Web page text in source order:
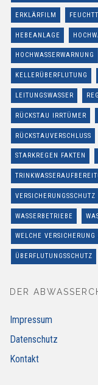
ERKLÄRFILM
HEBEANLAGE
HOCHWASSERWARNUNG
KELLERÜBERFLUTUNG
LEITUNGSWASSER
RÜCKSTAU IRRTÜMER
RÜCKSTAUVERSCHLUSS
STARKREGEN FAKTEN
VERSICHERUNGSSCHUTZ
WASSERBETRIEBE
WELCHE VERSICHERUNG
ÜBERFLUTUNGSSCHUTZ
DER
Impressum
Datenschutz
Kontakt